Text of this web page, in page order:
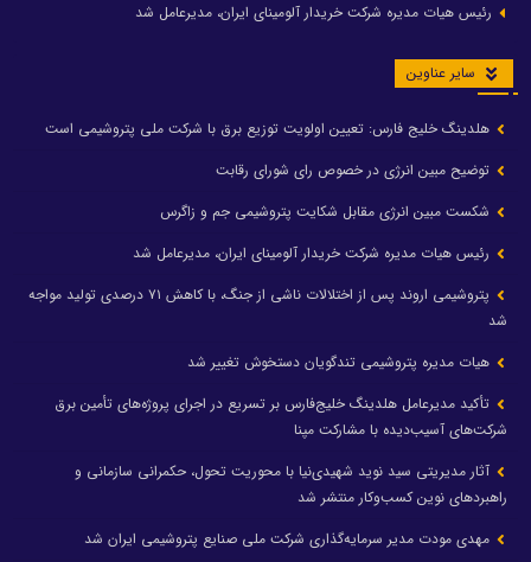
رئیس هیات مدیره شرکت خریدار آلومینای ایران، مدیرعامل شد
سایر عناوین
هلدینگ خلیج فارس: تعیین اولویت توزیع برق با شرکت ملی پتروشیمی است
توضیح مبین انرژی در خصوص رای شورای رقابت
شکست مبین انرژی مقابل شکایت پتروشیمی جم و زاگرس
رئیس هیات مدیره شرکت خریدار آلومینای ایران، مدیرعامل شد
پتروشیمی اروند پس از اختلالات ناشی از جنگ، با کاهش ۷۱ درصدی تولید مواجه
شد
هیات مدیره پتروشیمی تندگویان دستخوش تغییر شد
تأکید مدیرعامل هلدینگ خلیج‌فارس بر تسریع در اجرای پروژه‌های تأمین برق
شرکت‌های آسیب‌دیده با مشارکت مپنا
آثار مدیریتی سید نوید شهیدی‌نیا با محوریت تحول، حکمرانی سازمانی و
راهبردهای نوین کسب‌وکار منتشر شد
مهدی مودت مدیر سرمایه‌گذاری شرکت ملی صنایع پتروشیمی ایران شد